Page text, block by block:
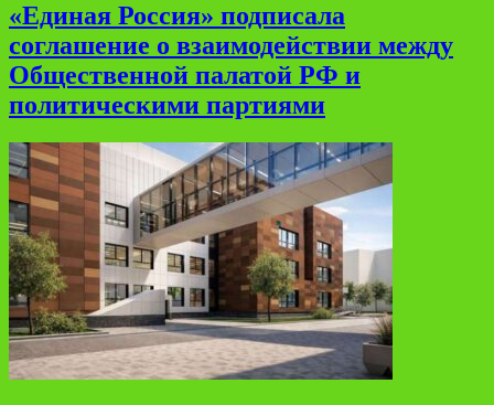
«Единая Россия» подписала
соглашение о взаимодействии между
Общественной палатой РФ и
политическими партиями